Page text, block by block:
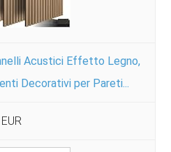
Acustici Effetto Legno,
Decorativi per Pareti...